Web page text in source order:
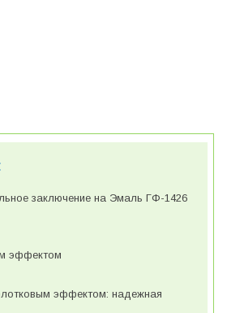
заключение на Эмаль ГФ-1426
эффектом
эффектом: надежная